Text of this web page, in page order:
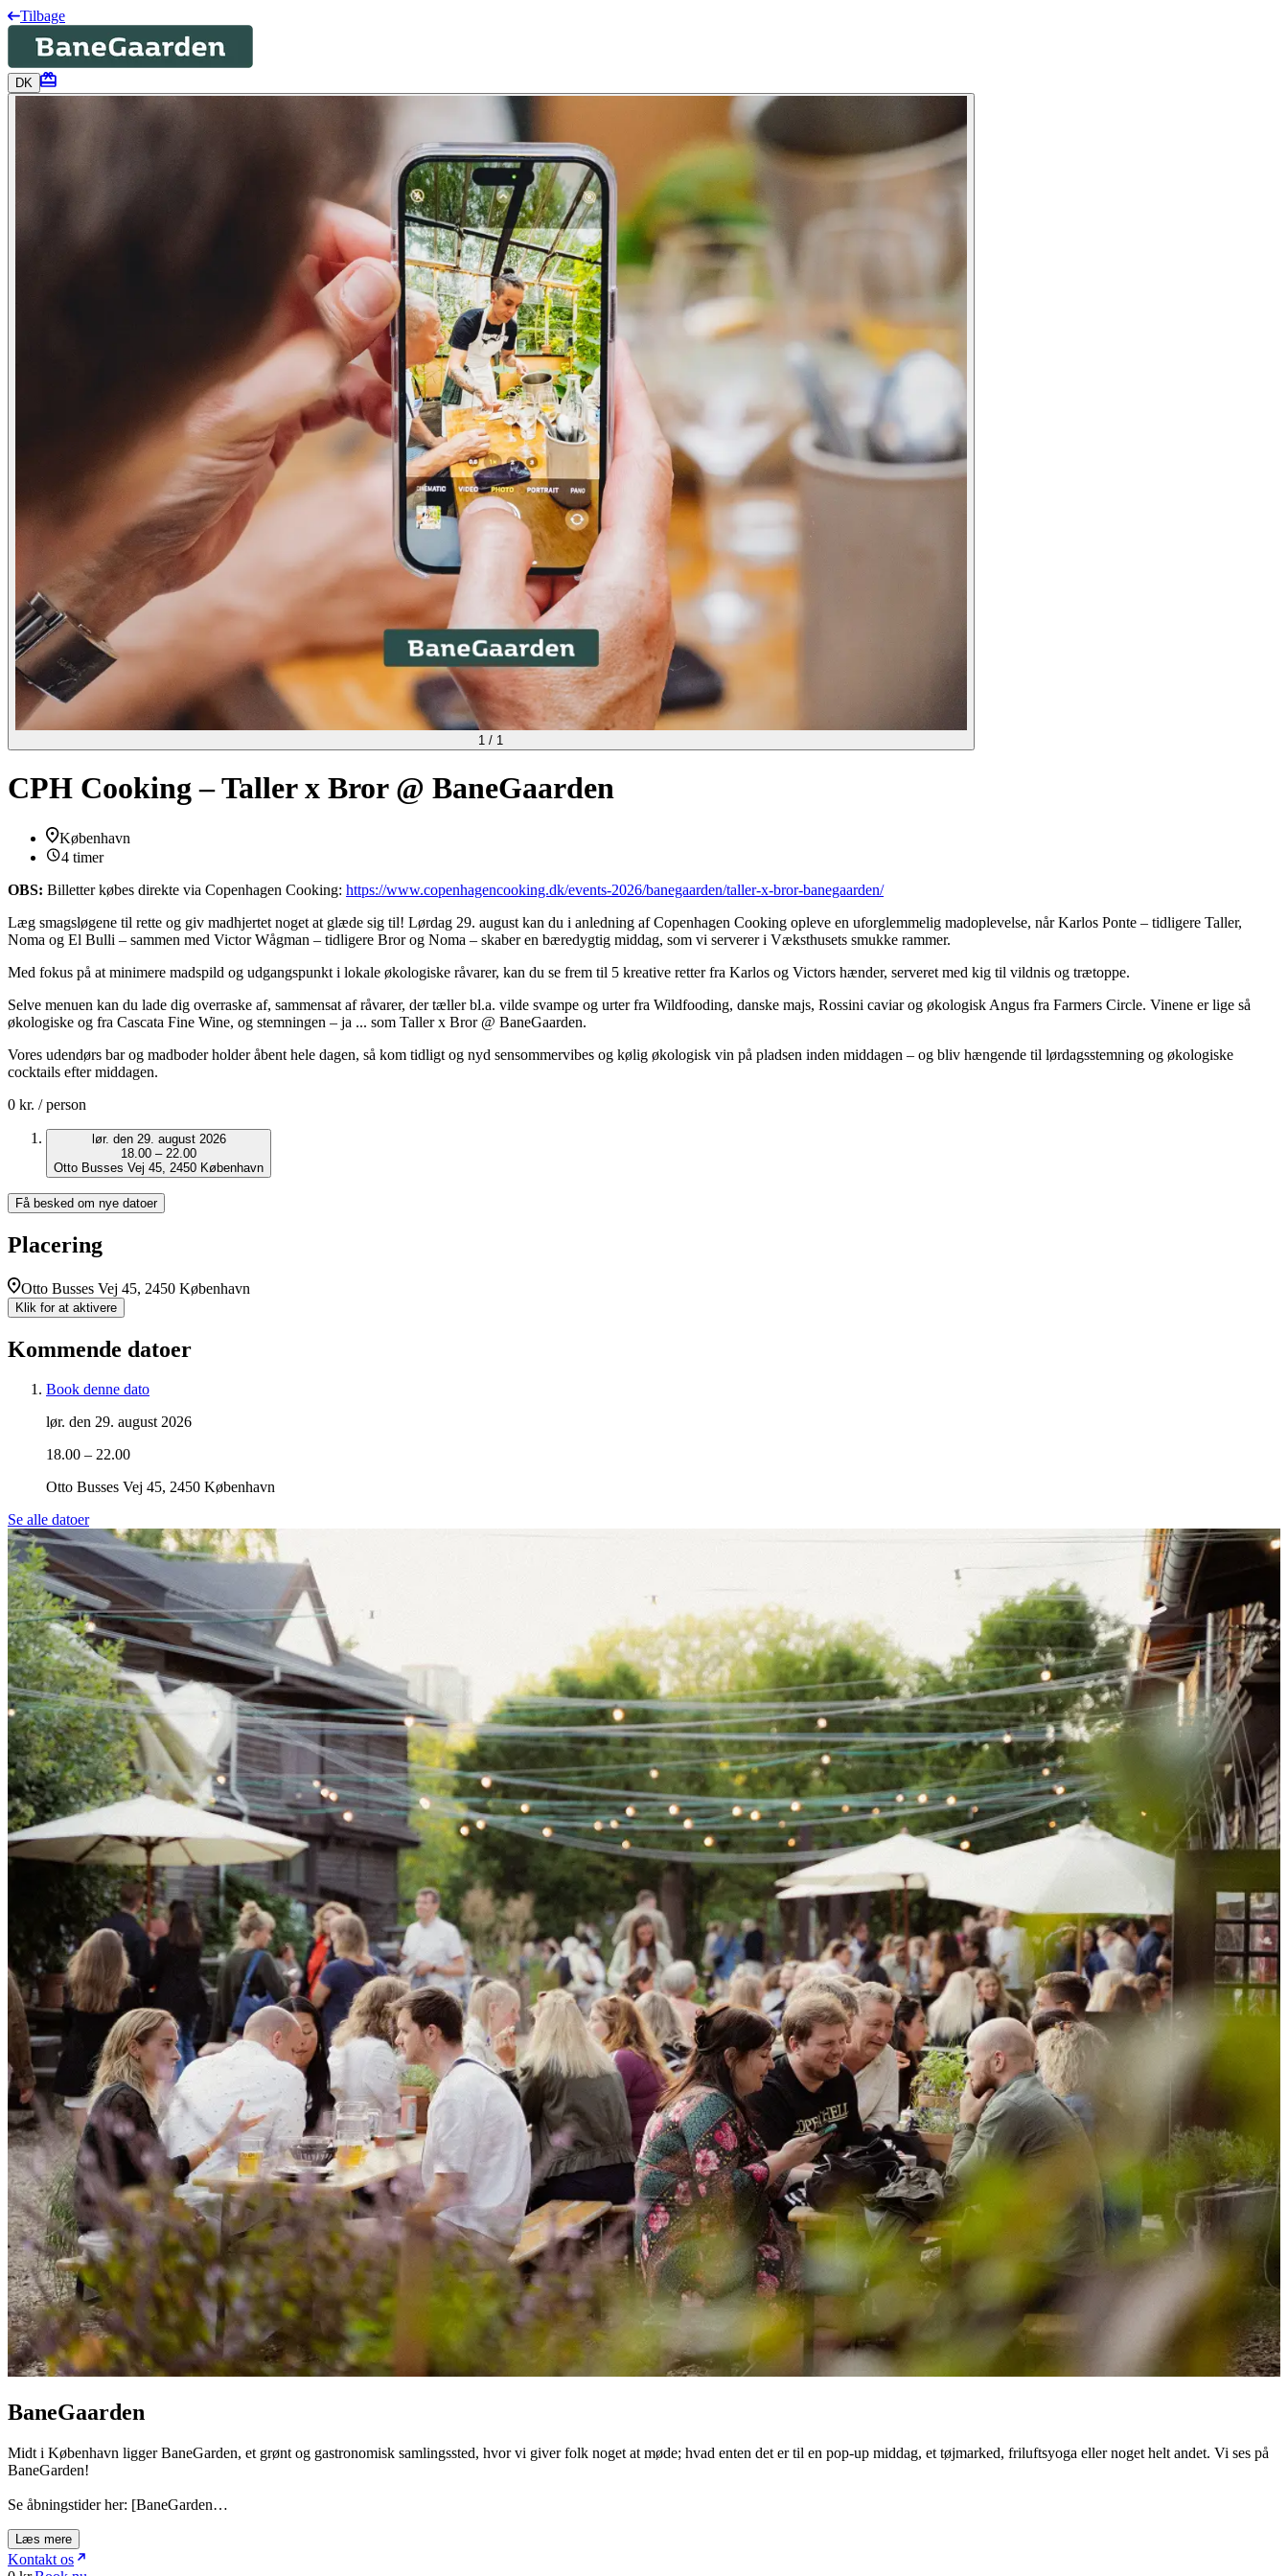
Tilbage
DK
1 / 1
CPH Cooking – Taller x Bror @ BaneGaarden
København
4 timer
OBS: Billetter købes direkte via Copenhagen Cooking: https://www.copenhagencooking.dk/events-2026/banegaarden/taller-x-bror-banegaarden/
Læg smagsløgene til rette og giv madhjertet noget at glæde sig til! Lørdag 29. august kan du i anledning af Copenhagen Cooking opleve en uforglemmelig madoplevelse, når Karlos Ponte – tidligere Taller,
Noma og El Bulli – sammen med Victor Wågman – tidligere Bror og Noma – skaber en bæredygtig middag, som vi serverer i Væksthusets smukke rammer.
Med fokus på at minimere madspild og udgangspunkt i lokale økologiske råvarer, kan du se frem til 5 kreative retter fra Karlos og Victors hænder, serveret med kig til vildnis og trætoppe.
Selve menuen kan du lade dig overraske af, sammensat af råvarer, der tæller bl.a. vilde svampe og urter fra Wildfooding, danske majs, Rossini caviar og økologisk Angus fra Farmers Circle. Vinene er lige så
økologiske og fra Cascata Fine Wine, og stemningen – ja ... som Taller x Bror @ BaneGaarden.
Vores udendørs bar og madboder holder åbent hele dagen, så kom tidligt og nyd sensommervibes og kølig økologisk vin på pladsen inden middagen – og bliv hængende til lørdagsstemning og økologiske
cocktails efter middagen.
0 kr. / person
lør. den 29. august 2026
18.00 – 22.00
Otto Busses Vej 45, 2450 København
Få besked om nye datoer
Placering
Otto Busses Vej 45, 2450 København
Klik for at aktivere
Kommende datoer
Book denne dato
lør. den 29. august 2026
18.00 – 22.00
Otto Busses Vej 45, 2450 København
Se alle datoer
BaneGaarden
Midt i København ligger BaneGarden, et grønt og gastronomisk samlingssted, hvor vi giver folk noget at møde; hvad enten det er til en pop-up middag, et tøjmarked, friluftsyoga eller noget helt andet. Vi ses på
BaneGarden!
Se åbningstider her: [BaneGarden…
Læs mere
Kontakt os